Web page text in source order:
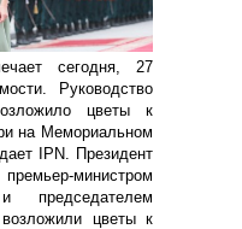
сегодня, 27
Руководство
цветы к
на Мемориальном
IPN. Президент
министром
председателем
цветы к